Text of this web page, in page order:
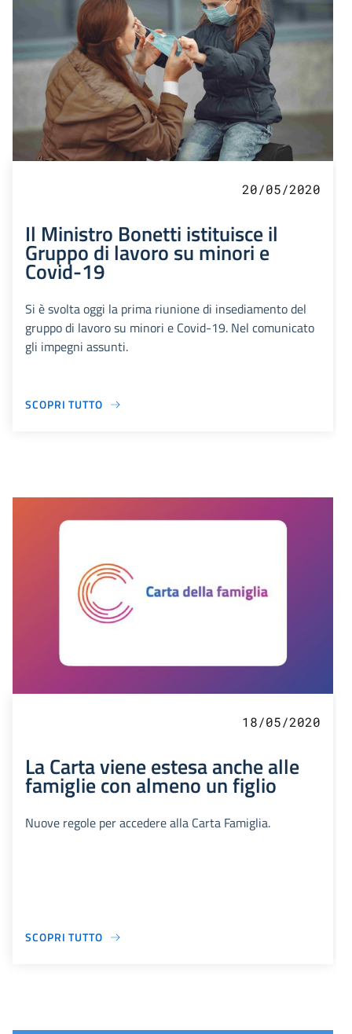
20/05/2020
Il Ministro Bonetti istituisce il
Gruppo di lavoro su minori e
Covid-19
Si è svolta oggi la prima riunione di insediamento del
gruppo di lavoro su minori e Covid-19. Nel comunicato
gli impegni assunti.
SCOPRI TUTTO
18/05/2020
La Carta viene estesa anche alle
famiglie con almeno un figlio
Nuove regole per accedere alla Carta Famiglia.
SCOPRI TUTTO